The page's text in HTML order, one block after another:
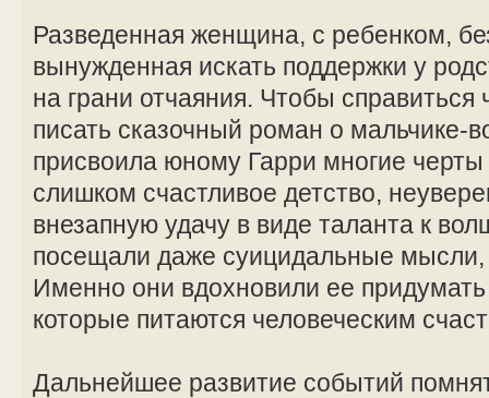
Разведенная женщина, с ребенком,
вынужденная искать поддержки у
на грани отчаяния. Чтобы
писать сказочный роман о мальчике-
присвоила юному Гарри многие
слишком счастливое детство,
внезапную удачу в виде таланта к
посещали даже суицидальные мысли,
Именно они вдохновили ее
которые питаются человеческим
Дальнейшее развитие событий